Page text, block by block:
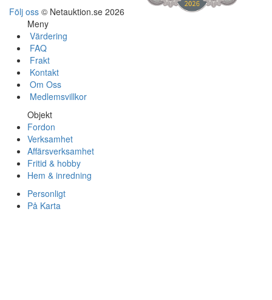
Följ oss © Netauktion.se 2026
Meny
Värdering
FAQ
Frakt
Kontakt
Om Oss
Medlemsvillkor
Objekt
Fordon
Verksamhet
Affärsverksamhet
Fritid & hobby
Hem & inredning
Personligt
På Karta